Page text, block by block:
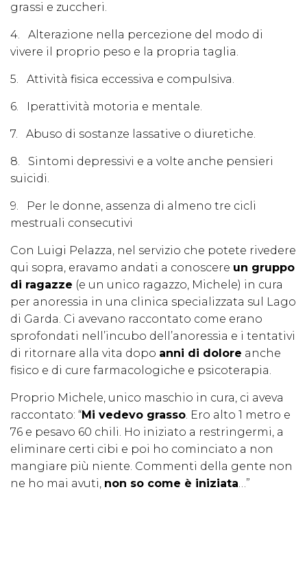
grassi e zuccheri.
4. Alterazione nella percezione del modo di
vivere il proprio peso e la propria taglia.
5. Attività fisica eccessiva e compulsiva.
6. Iperattività motoria e mentale.
7. Abuso di sostanze lassative o diuretiche.
8. Sintomi depressivi e a volte anche pensieri
suicidi.
9. Per le donne, assenza di almeno tre cicli
mestruali consecutivi
Con Luigi Pelazza, nel servizio che potete rivedere
qui sopra, eravamo andati a conoscere un gruppo
di ragazze (e un unico ragazzo, Michele) in cura
per anoressia in una clinica specializzata sul Lago
di Garda. Ci avevano raccontato come erano
sprofondati nell’incubo dell’anoressia e i tentativi
di ritornare alla vita dopo anni di dolore anche
fisico e di cure farmacologiche e psicoterapia.
Proprio Michele, unico maschio in cura, ci aveva
raccontato: “Mi vedevo grasso. Ero alto 1 metro e
76 e pesavo 60 chili. Ho iniziato a restringermi, a
eliminare certi cibi e poi ho cominciato a non
mangiare più niente. Commenti della gente non
ne ho mai avuti, non so come è iniziata…”